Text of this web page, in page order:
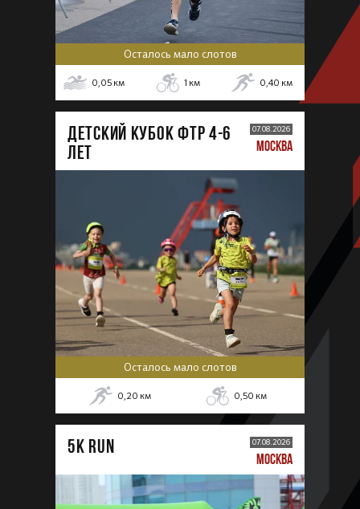
Осталось мало слотов
0,05 км 1 км 0,40 км
ДЕТСКИЙ КУБОК ФТР 4-6
лет
07.08.2026
МОСКВА
Осталось мало слотов
0,20 км 0,50 км
5К RUN 07.08.2026
МОСКВА